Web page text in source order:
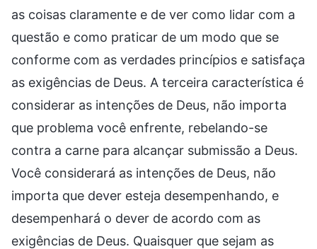
as coisas claramente e de ver como lidar com a
questão e como praticar de um modo que se
conforme com as verdades princípios e satisfaça
as exigências de Deus. A terceira característica é
considerar as intenções de Deus, não importa
que problema você enfrente, rebelando-se
contra a carne para alcançar submissão a Deus.
Você considerará as intenções de Deus, não
importa que dever esteja desempenhando, e
desempenhará o dever de acordo com as
exigências de Deus. Quaisquer que sejam as